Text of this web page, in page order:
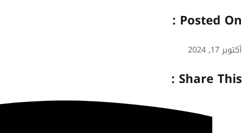
Posted On :
أكتوبر 17, 2024
Share This :